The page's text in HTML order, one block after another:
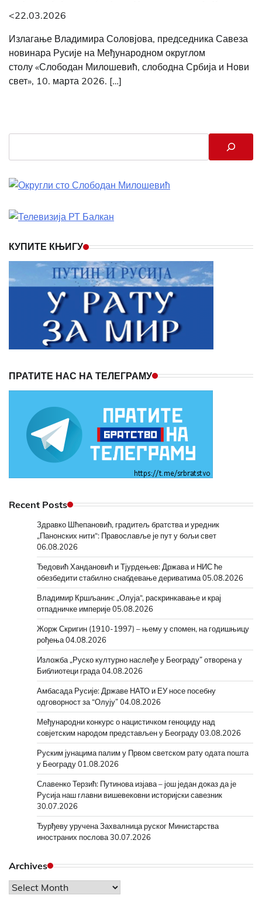
<22.03.2026
Излагање Владимира Соловјова, председника Савеза
новинара Русије на Међународном округлом
столу «Слободан Милошевић, слободна Србија и Нови
свет», 10. марта 2026. […]
КУПИТЕ КЊИГУ
ПРАТИТЕ НАС НА ТЕЛЕГРАМУ
Recent Posts
Здравко Шћепановић, градитељ братства и уредник
„Панонских нити“: Православље је пут у бољи свет
06.08.2026
Ђедовић Хандановић и Тјурдењев: Држава и НИС ће
обезбедити стабилно снабдевање дериватима05.08.2026
Владимир Кршљанин: „Олуја“, раскринкавање и крај
отпадничке империје05.08.2026
Жорж Скригин (1910-1997) – њему у спомен, на годишњицу
рођења04.08.2026
Изложба „Руско културно наслеђе у Београду” отворена у
Библиотеци града04.08.2026
Амбасада Русије: Државе НАТО и ЕУ носе посебну
одговорност за “Олују”04.08.2026
Међународни конкурс о нацистичком геноциду над
совјетским народом представљен у Београду03.08.2026
Руским јунацима палим у Првом светском рату одата пошта
у Београду01.08.2026
Славенко Терзић: Путинова изјава – још један доказ да је
Русија наш главни вишевековни историјски савезник
30.07.2026
Ђурђеву уручена Захвалница руског Министарства
иностраних послова30.07.2026
Archives
Archives